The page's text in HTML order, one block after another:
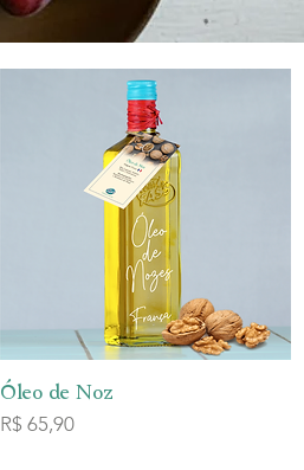
Visualização rápida
Óleo de Noz
Preço
R$ 65,90